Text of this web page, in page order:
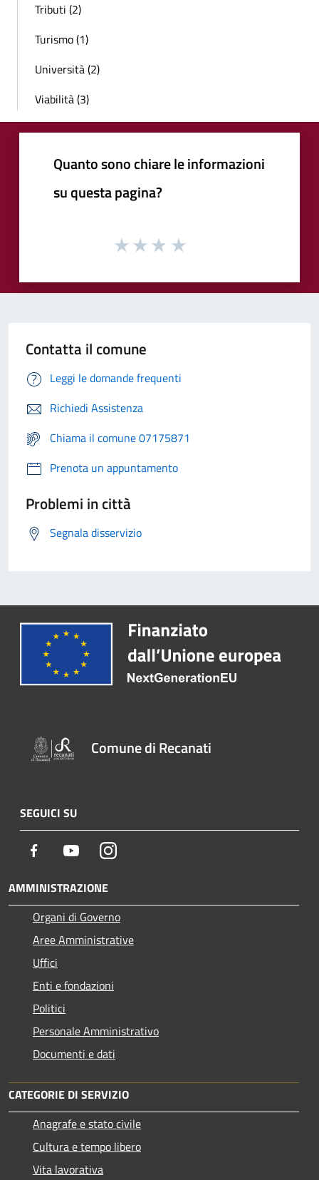
Tributi (2)
Turismo (1)
Università (2)
Viabilità (3)
Quanto sono chiare le informazioni
su questa pagina?
Contatta il comune
Leggi le domande frequenti
Richiedi Assistenza
Chiama il comune 07175871
Prenota un appuntamento
Problemi in città
Segnala disservizio
Comune di Recanati
SEGUICI SU
Facebook YoutubeInstagram
AMMINISTRAZIONE
Organi di Governo
Aree Amministrative
Uffici
Enti e fondazioni
Politici
Personale Amministrativo
Documenti e dati
CATEGORIE DI SERVIZIO
Anagrafe e stato civile
Cultura e tempo libero
Vita lavorativa